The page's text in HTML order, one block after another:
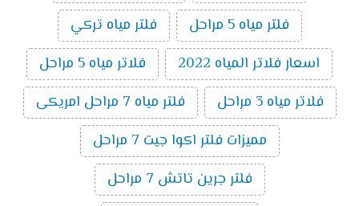
فلتر مياه 5 مراحل
فلتر مياه تركي
اسعار فلاتر المياه 2022
فلاتر مياه 5 مراحل
فلاتر مياه 3 مراحل
فلتر مياه 7 مراحل امريكى
مميزات فلتر اكوا جيت 7 مراحل
فلتر جرين تاتش 7 مراحل